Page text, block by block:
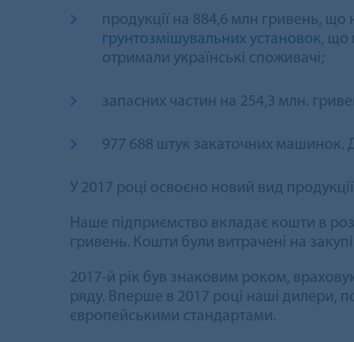
продукції на 884,6 млн гривень,
грунтозмішувальних установок, що
отримали українські споживачі;
запасних частин на 254,3 млн.
977 688 штук закаточних машинок.
У 2017 році освоєно новий вид
Наше підприємство вкладає кошти в
гривень. Кошти були витрачені на
2017-й рік був знаковим роком,
ряду. Вперше в 2017 році наші дилери,
європейськими стандартами.